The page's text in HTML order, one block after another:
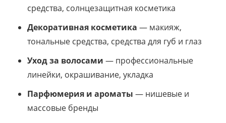
средства, солнцезащитная косметика
Декоративная косметика — макияж,
тональные средства, средства для губ и глаз
Уход за волосами — профессиональные
линейки, окрашивание, укладка
Парфюмерия и ароматы — нишевые и
массовые бренды